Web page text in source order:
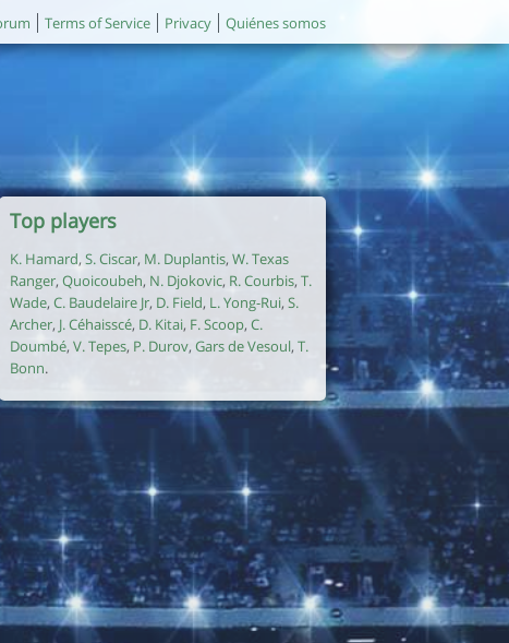
Terms of Service Privacy Quiénes somos
Top players
K. Hamard, S. Ciscar, M. Duplantis, W. Texas
Ranger, Quoicoubeh, N. Djokovic, R. Courbis, T.
Wade, C. Baudelaire Jr, D. Field, L. Yong-Rui, S.
Archer, J. Céhaisscé, D. Kitai, F. Scoop, C.
Doumbé, V. Tepes, P. Durov, Gars de Vesoul, T.
Bonn.